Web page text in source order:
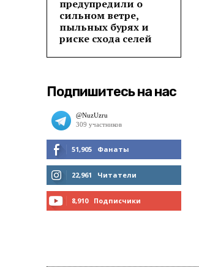
предупредили о
сильном ветре,
пыльных бурях и
риске схода селей
Подпишитесь на нас
51,905 Фанаты
МНЕ НРАВИТСЯ
22,961 Читатели
8,910 Подписчики